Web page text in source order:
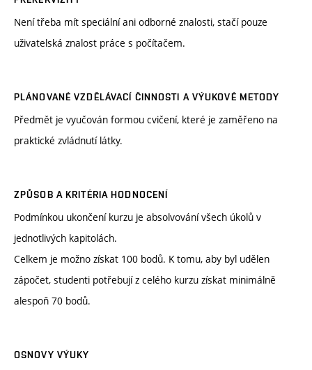
Není třeba mít speciální ani odborné znalosti, stačí pouze
uživatelská znalost práce s počítačem.
PLÁNOVANÉ VZDĚLÁVACÍ ČINNOSTI A VÝUKOVÉ METODY
Předmět je vyučován formou cvičení, které je zaměřeno na
praktické zvládnutí látky.
ZPŮSOB A KRITÉRIA HODNOCENÍ
Podmínkou ukončení kurzu je absolvování všech úkolů v
jednotlivých kapitolách.
Celkem je možno získat 100 bodů. K tomu, aby byl udělen
zápočet, studenti potřebují z celého kurzu získat minimálně
alespoň 70 bodů.
OSNOVY VÝUKY